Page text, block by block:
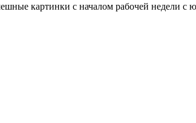
картинки с началом рабочей